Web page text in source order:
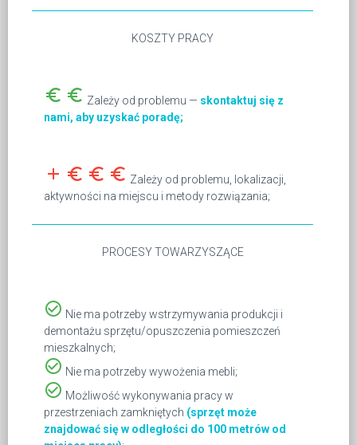
KOSZTY PRACY
euro_symbol euro_symbol Zależy od problemu — skontaktuj się z
nami, aby uzyskać poradę;
add euro_symbol euro_symbol euro_symbol Zależy od problemu, lokalizacji,
aktywności na miejscu i metody rozwiązania;
PROCESY TOWARZYSZĄCE
check_circle_outline Nie ma potrzeby wstrzymywania produkcji i
demontażu sprzętu/opuszczenia pomieszczeń
mieszkalnych;
check_circle_outline Nie ma potrzeby wywożenia mebli;
check_circle_outline Możliwość wykonywania pracy w
przestrzeniach zamkniętych (sprzęt może
znajdować się w odległości do 100 metrów od